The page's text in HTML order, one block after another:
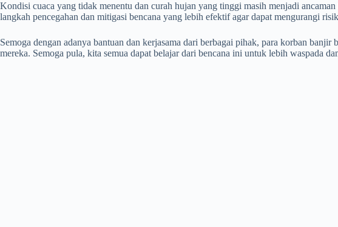
Kondisi cuaca yang tidak menentu dan curah hujan yang tinggi masih menjadi
langkah pencegahan dan mitigasi bencana yang lebih efektif agar dapat mengurangi
Semoga dengan adanya bantuan dan kerjasama dari berbagai pihak, para korban
mereka. Semoga pula, kita semua dapat belajar dari bencana ini untuk lebih waspada